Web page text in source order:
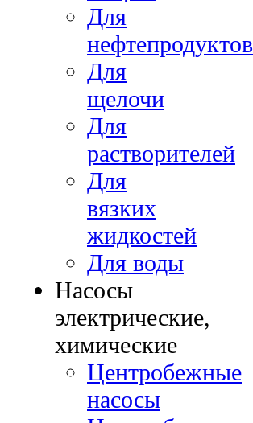
Для
нефтепродуктов
Для
щелочи
Для
растворителей
Для
вязких
жидкостей
Для воды
Насосы
электрические,
химические
Центробежные
насосы